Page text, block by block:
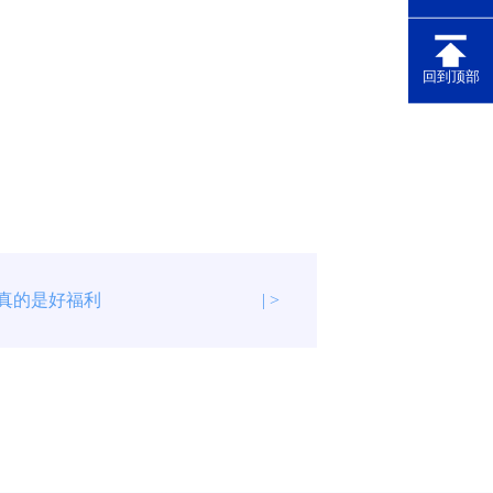
回到顶部
的是好福利 | >